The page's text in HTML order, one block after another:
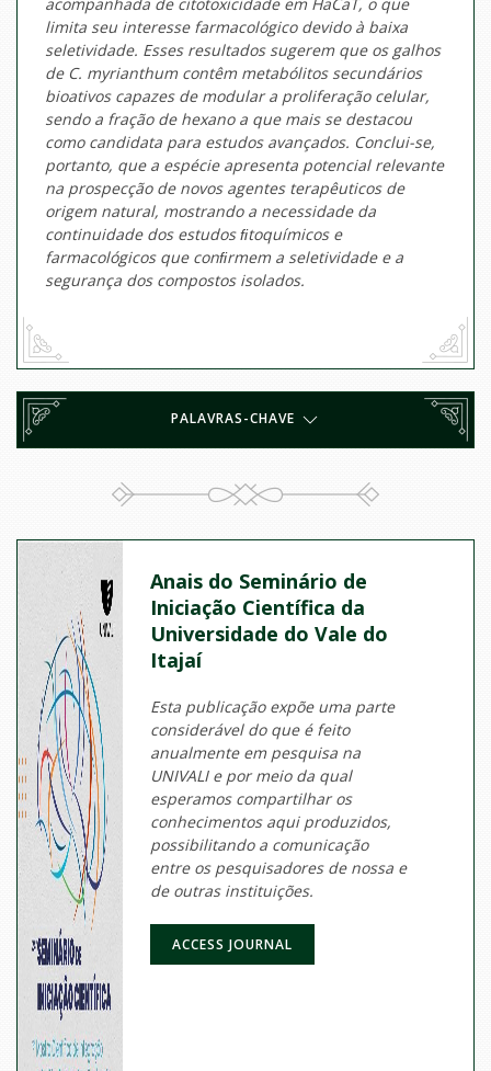
limita seu interesse farmacológico devido à baixa
seletividade. Esses resultados sugerem que os galhos
de C. myrianthum contêm metabólitos secundários
bioativos capazes de modular a proliferação celular,
sendo a fração de hexano a que mais se destacou
como candidata para estudos avançados. Conclui-se,
portanto, que a espécie apresenta potencial relevante
na prospecção de novos agentes terapêuticos de
origem natural, mostrando a necessidade da
continuidade dos estudos ﬁtoquímicos e
farmacológicos que conﬁrmem a seletividade e a
segurança dos compostos isolados.
PALAVRAS-CHAVE
Anais do Seminário de
Iniciação Científica da
Universidade do Vale do
Itajaí
Esta publicação expõe uma parte
considerável do que é feito
anualmente em pesquisa na
UNIVALI e por meio da qual
esperamos compartilhar os
conhecimentos aqui produzidos,
possibilitando a comunicação
entre os pesquisadores de nossa e
de outras instituições.
ACCESS JOURNAL